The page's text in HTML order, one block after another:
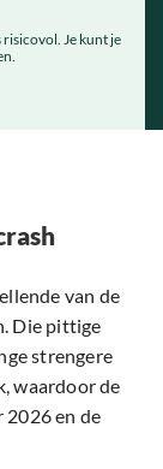
risicovol. Je kunt je
van de
Die pittige
strengere
waardoor de
en de